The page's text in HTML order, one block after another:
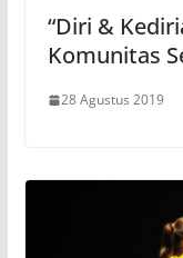
“Diri &
Komunitas
28 Agustus 2019